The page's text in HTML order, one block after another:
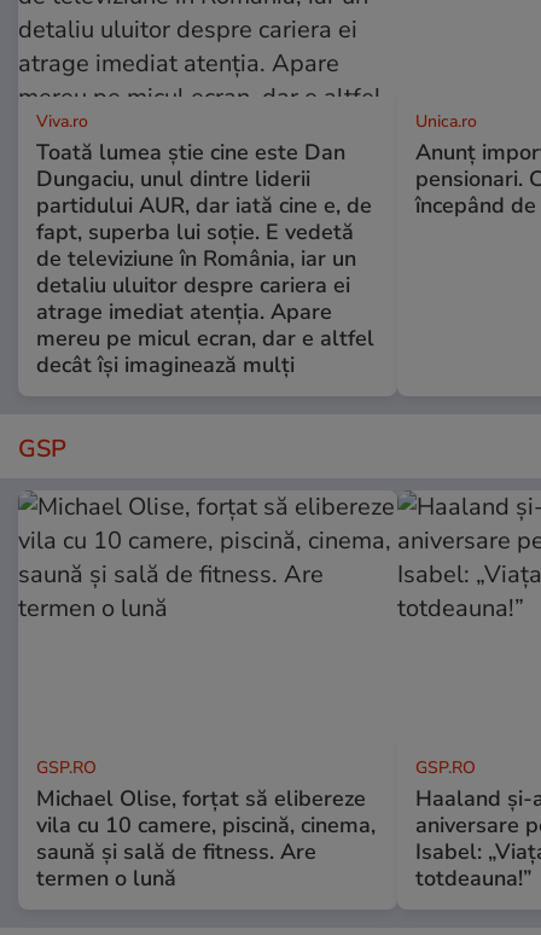
Viva.ro
Toată lumea știe cine este Dan
Dungaciu, unul dintre liderii
partidului AUR, dar iată cine e, de
fapt, superba lui soție. E vedetă
de televiziune în România, iar un
detaliu uluitor despre cariera ei
atrage imediat atenția. Apare
mereu pe micul ecran, dar e altfel
decât își imaginează mulți
Unica.ro
Anunț
pensionari.
începând
GSP
GSP.RO
Michael Olise, forțat să elibereze
vila cu 10 camere, piscină, cinema,
saună și sală de fitness. Are
termen o lună
GSP.RO
Haaland
aniversare
Isabel:
totdeauna!”